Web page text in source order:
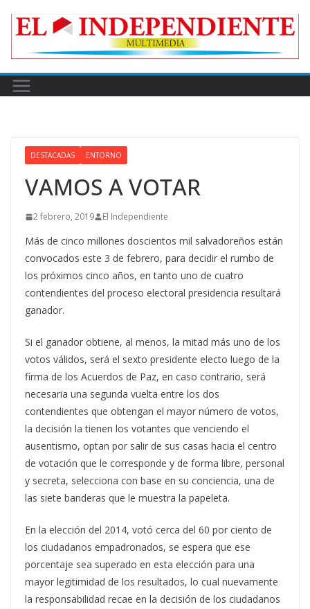
DESTACADAS ENTORNO
VAMOS A VOTAR
2 febrero, 2019 El Independiente
Más de cinco millones doscientos mil salvadoreños están
convocados este 3 de febrero, para decidir el rumbo de
los próximos cinco años, en tanto uno de cuatro
contendientes del proceso electoral presidencia resultará
ganador.
Si el ganador obtiene, al menos, la mitad más uno de los
votos válidos, será el sexto presidente electo luego de la
firma de los Acuerdos de Paz, en caso contrario, será
necesaria una segunda vuelta entre los dos
contendientes que obtengan el mayor número de votos,
la decisión la tienen los votantes que venciendo el
ausentismo, optan por salir de sus casas hacia el centro
de votación que le corresponde y de forma libre, personal
y secreta, selecciona con base en su conciencia, una de
las siete banderas que le muestra la papeleta.
En la elección del 2014, votó cerca del 60 por ciento de
los ciudadanos empadronados, se espera que ese
porcentaje sea superado en esta elección para una
mayor legitimidad de los resultados, lo cual nuevamente
la responsabilidad recae en la decisión de los ciudadanos